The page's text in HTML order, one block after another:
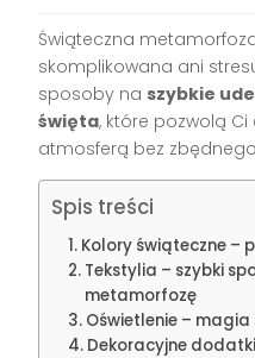
Świąteczna
skomplikowana ani
sposoby na szybkie
święta, które pozwolą
atmosferą bez zbędnego
Spis treści
Kolory świąteczne –
Tekstylia – szybki
metamorfozę
Oświetlenie –
Dekoracyjne